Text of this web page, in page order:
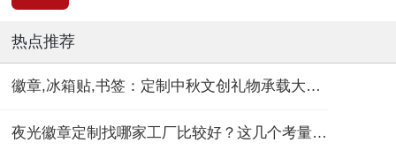
热点推荐
徽章,冰箱贴,书签：定制中秋文创礼物承载大团圆！
夜光徽章定制找哪家工厂比较好？这几个考量维度要记住！